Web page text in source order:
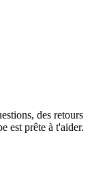
des retours
est prête à t'aider.